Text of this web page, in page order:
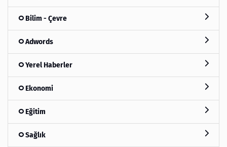
Bilim - Çevre
Adwords
Yerel Haberler
Ekonomi
Eğitim
Sağlık